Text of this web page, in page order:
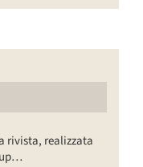
rivista, realizzata